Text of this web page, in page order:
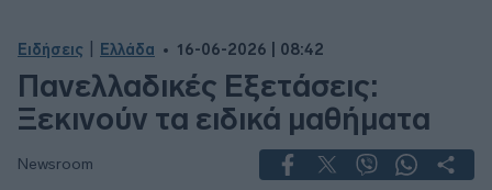
Ειδήσεις Ελλάδα 16-06-2026 | 08:42
Πανελλαδικές Εξετάσεις:
Ξεκινούν τα ειδικά μαθήματα
Newsroom